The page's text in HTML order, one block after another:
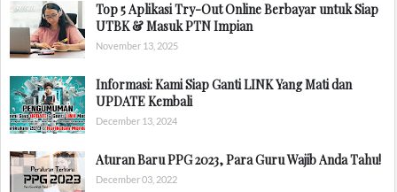
Top 5 Aplikasi Try-Out Online Berbayar untuk Siap
UTBK & Masuk PTN Impian
November 13, 2025
Informasi: Kami Siap Ganti LINK Yang Mati dan
UPDATE Kembali
December 13, 2024
Aturan Baru PPG 2023, Para Guru Wajib Anda Tahu!
December 03, 2022